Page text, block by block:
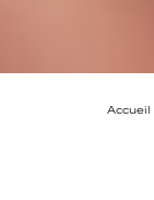
Accueil